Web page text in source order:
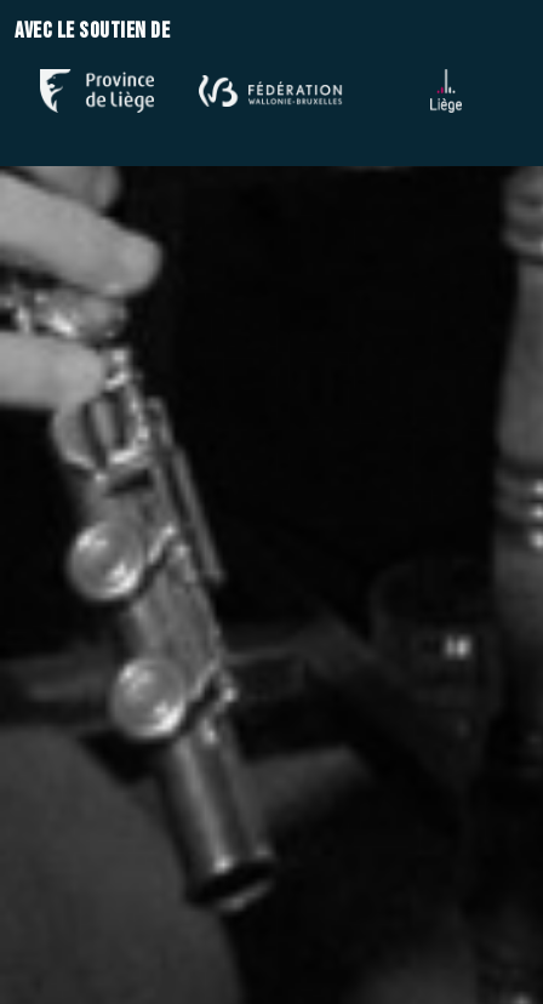
Avec le soutien de